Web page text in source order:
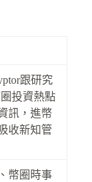
跟研究
投資熱點
訊，進幣
收新知管
幣圈時事